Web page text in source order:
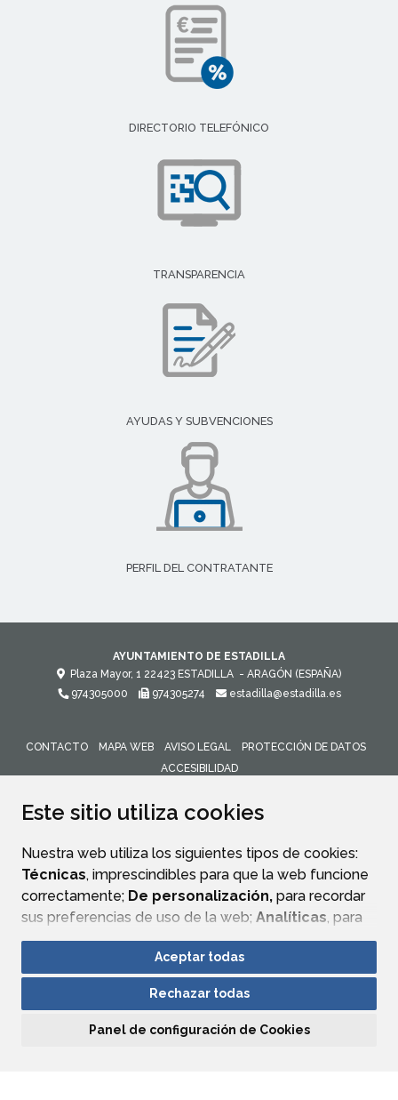
Este sitio utiliza cookies
Nuestra web utiliza los siguientes tipos de cookies:
Técnicas, imprescindibles para que la web funcione
correctamente; De personalización, para recordar
sus preferencias de uso de la web; Analíticas, para
mejorar el funcionamiento de la web y sus servicios.
Si acepta pulsando el botón“Aceptar todas”
consideramos que acepta su uso. Si pulsa el botón
ninguna acción, se guardarán las cookies técnicas
Aceptar todas
Rechazar todas
Panel de configuración de Cookies
DIRECTORIO TELEFÓNICO
TRANSPARENCIA
AYUDAS Y SUBVENCIONES
PERFIL DEL CONTRATANTE
AYUNTAMIENTO DE ESTADILLA
Plaza Mayor, 1 22423 ESTADILLA - ARAGÓN (ESPAÑA)
974305000
974305274 estadilla@estadilla.es
CONTACTO MAPA WEB AVISO LEGAL
PROTECCIÓN DE DATOS
ACCESIBILIDAD